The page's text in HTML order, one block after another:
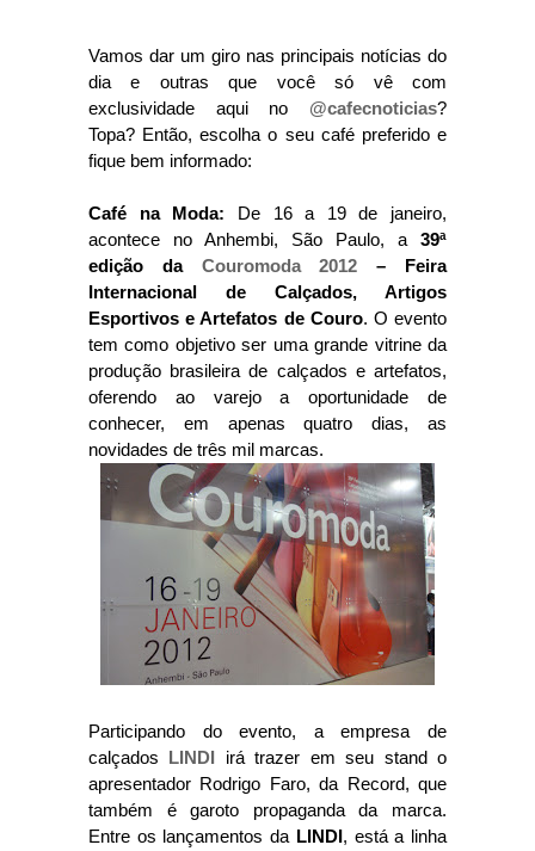
Vamos dar um giro nas principais notícias do
dia e outras que você só vê com
exclusividade aqui no @cafecnoticias?
Topa? Então, escolha o seu café preferido e
fique bem informado:
Café na Moda: De 16 a 19 de janeiro,
acontece no Anhembi, São Paulo, a 39ª
edição da Couromoda 2012 – Feira
Internacional de Calçados, Artigos
Esportivos e Artefatos de Couro. O evento
tem como objetivo ser uma grande vitrine da
produção brasileira de calçados e artefatos,
oferendo ao varejo a oportunidade de
conhecer, em apenas quatro dias, as
novidades de três mil marcas.
Participando do evento, a empresa de
calçados LINDI irá trazer em seu stand o
apresentador Rodrigo Faro, da Record, que
também é garoto propaganda da marca.
Entre os lançamentos da LINDI, está a linha